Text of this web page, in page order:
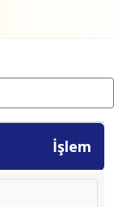
İşlem